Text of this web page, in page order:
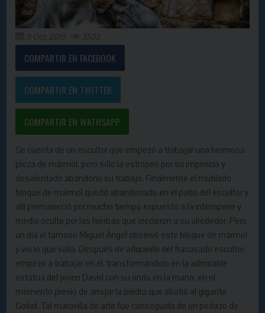
11 Oct, 2016 3503
COMPARTIR EN FACEBOOK
COMPARTIR EN TWITTER
COMPARTIR EN WATHSAPP
Se cuenta de un escultor que empezó a trabajar una hermosa
pieza de mármol, pero sólo la estropeó por su impericia y
desalentado abandonó su trabajo. Finalmente el mutilado
bloque de mármol quedó abandonado en el patio del escultor y
allí permaneció por mucho tiempo expuesto a la intemperie y
medio oculto por las hierbas que crecieron a su alrededor. Pero
un día el famoso Miguel Ángel observó este bloque de mármol
y vio lo que valía. Después de adquirirlo del fracasado escultor,
empezó a trabajar en él, transformándolo en la admirable
estatua del joven David con su onda en la mano, en el
momento previo de arrojar la piedra que abatió al gigante
Goliat. Tal maravilla de arte fue conseguida de un pedazo de